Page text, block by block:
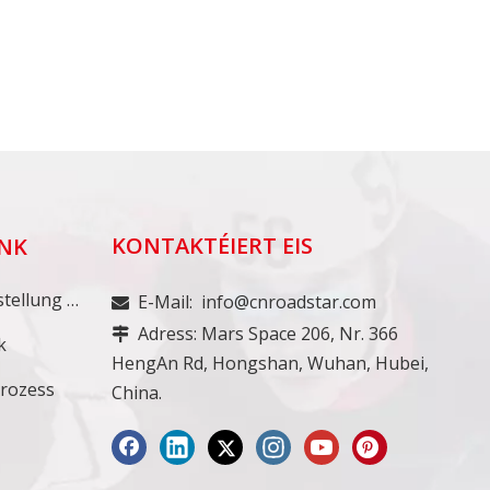
Minimum Bestellung Quantitéit
KONTAKTÉIERT EIS
E-Mail: info@cnroadstar.com
Adress: Mars Space 206, Nr. 366
HengAn Rd, Hongshan, Wuhan, Hubei,
China.